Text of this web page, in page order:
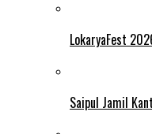
LokaryaFest
Saipul Jamil